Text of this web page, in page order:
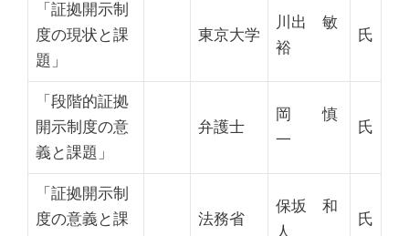
「証拠開示制
度の現状と課
題」
東京大学
川出 敏
裕
氏
「段階的証拠
開示制度の意
義と課題」
弁護士
岡 慎
一
氏
「証拠開示制
度の意義と課
法務省
保坂 和
人
氏